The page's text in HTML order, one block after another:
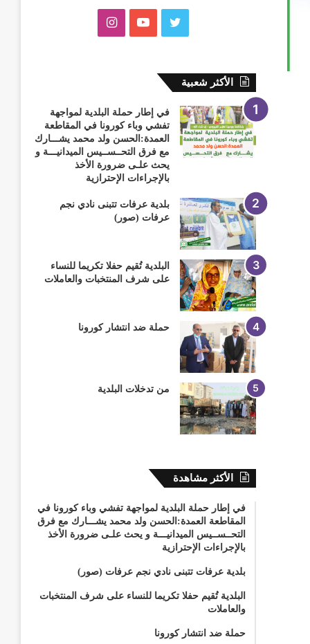
ي
ت
ر
ي
و
ب
ت
ق
ر
الأكثر شعبية
في إطار حملة البلدية لمواجهة
تفشي وباء كورونا في المقاطعة
العمدة:الحسن ولد محمد يشـــارك
مع فرق التحــســيس الميدانيـــة و
يحث علـى ضرورة الأخذ
بالإجراءات الإحترازية
بلدية عرفات تتبنى نادي نجم
عرفات (صور)
البلدية تُقيم حفلا تكريما للنساء
على شرف المنتخبات والعاملات
حملة ضد انتشار كورونا
من تدخلات البلدية
الأكثر مشاهدة
في إطار حملة البلدية لمواجهة تفشي وباء كورونا في
المقاطعة العمدة:الحسن ولد محمد يشـــارك مع فرق
التحــســيس الميدانيـــة و يحث علـى ضرورة الأخذ
بالإجراءات الإحترازية
بلدية عرفات تتبنى نادي نجم عرفات (صور)
البلدية تُقيم حفلا تكريما للنساء على شرف المنتخبات
والعاملات
حملة ضد انتشار كورونا